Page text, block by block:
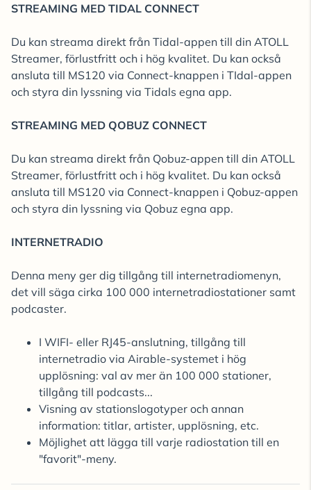
STREAMING MED TIDAL CONNECT
Du kan streama direkt från Tidal-appen till din ATOLL
Streamer, förlustfritt och i hög kvalitet. Du kan också
ansluta till MS120 via Connect-knappen i TIdal-appen
och styra din lyssning via Tidals egna app.
STREAMING MED QOBUZ CONNECT
Du kan streama direkt från Qobuz-appen till din ATOLL
Streamer, förlustfritt och i hög kvalitet. Du kan också
ansluta till MS120 via Connect-knappen i Qobuz-appen
och styra din lyssning via Qobuz egna app.
INTERNETRADIO
Denna meny ger dig tillgång till internetradiomenyn,
det vill säga cirka 100 000 internetradiostationer samt
podcaster.
I WIFI- eller RJ45-anslutning, tillgång till
internetradio via Airable-systemet i hög
upplösning: val av mer än 100 000 stationer,
tillgång till podcasts...
Visning av stationslogotyper och annan
information: titlar, artister, upplösning, etc.
Möjlighet att lägga till varje radiostation till en
"favorit"-meny.